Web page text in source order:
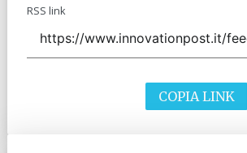
RSS link
COPIA LINK